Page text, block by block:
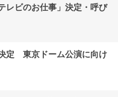
レビのお仕事」決定・呼び
定 東京ドーム公演に向け